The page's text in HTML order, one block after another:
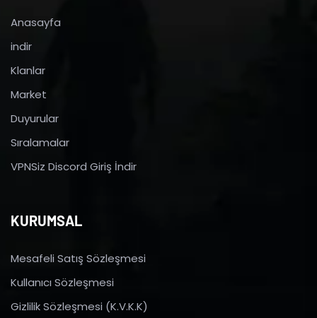
Anasayfa
indir
Klanlar
Market
Duyurular
Sıralamalar
VPNSiz Discord Giriş İndir
KURUMSAL
Mesafeli Satış Sözleşmesi
Kullanıcı Sözleşmesi
Gizlilik Sözleşmesi (K.V.K.K)